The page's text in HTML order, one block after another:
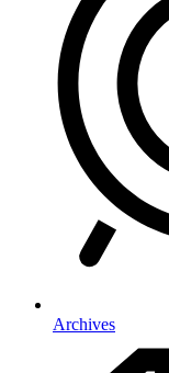
Archives